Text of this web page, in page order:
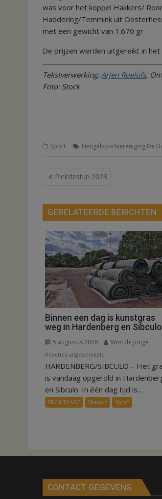
was voor het koppel Hakkers/
Haddering/Temmink uit
met een gewicht van 1.670 gr.
De prijzen werden uitgereikt in het
Tekstverwerking:Arjen Roelofs,
Foto: Stock
Sport Hengelsportvereniging De
Bericht
Pleinfestijn 2023
GERELATEERDE BERICHTEN
Binnen een dag is kunstgras
weg in Hardenberg en Sibculo
5 augustus 2026 Wim de Jonge
Reacties uitgeschakeld
Binnen
een
dag
is
kunstgras
HARDENBERG/SIBCULO – Het
is vandaag opgerold in
en Sibculo. In één dag tijd is...
FRONTPAGE Nieuws Sport
CONTACT GEGEVENS